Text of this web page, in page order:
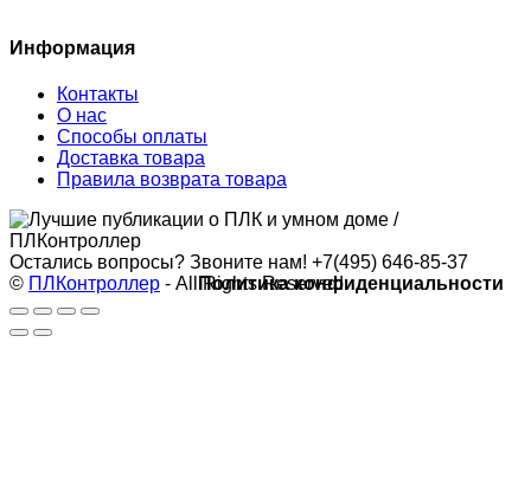
Информация
Контакты
О нас
Способы оплаты
Доставка товара
Правила возврата товара
Остались вопросы? Звоните нам! +7(495) 646-85-37
© ПЛКонтроллер - All Rights Reserved
Политика конфиденциальности